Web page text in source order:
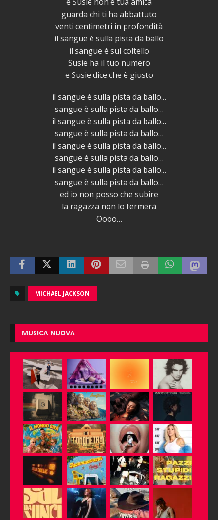
guarda chi ti ha abbattuto
venti centimetri in profondità
il sangue è sulla pista da ballo
il sangue è sul coltello
Susie ha il tuo numero
e Susie dice che è giusto
il sangue è sulla pista da ballo…
sangue è sulla pista da ballo…
il sangue è sulla pista da ballo…
sangue è sulla pista da ballo…
il sangue è sulla pista da ballo…
sangue è sulla pista da ballo…
il sangue è sulla pista da ballo…
sangue è sulla pista da ballo…
ed io non posso che subire
la ragazza non lo fermerà
Oooo…
MICHAEL JACKSON
MUSICA NUOVA